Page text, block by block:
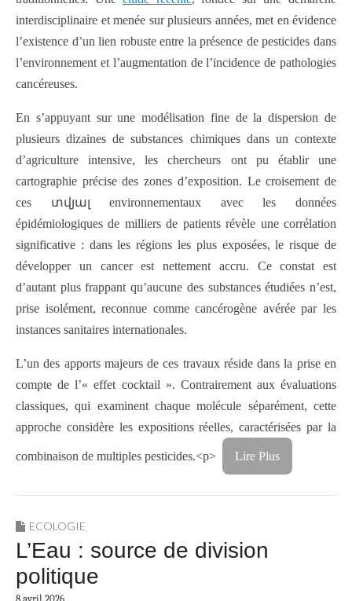
interdisciplinaire et menée sur plusieurs années, met en évidence
l’existence d’un lien robuste entre la présence de pesticides dans
l’environnement et l’augmentation de l’incidence de pathologies
cancéreuses.
En s’appuyant sur une modélisation fine de la dispersion de
plusieurs dizaines de substances chimiques dans un contexte
d’agriculture intensive, les chercheurs ont pu établir une
cartographie précise des zones d’exposition. Le croisement de
ces տվյալ environnementaux avec les données
épidémiologiques de milliers de patients révèle une corrélation
significative : dans les régions les plus exposées, le risque de
développer un cancer est nettement accru. Ce constat est
d’autant plus frappant qu’aucune des substances étudiées n’est,
prise isolément, reconnue comme cancérogène avérée par les
instances sanitaires internationales.
L’un des apports majeurs de ces travaux réside dans la prise en
compte de l’« effet cocktail ». Contrairement aux évaluations
classiques, qui examinent chaque molécule séparément, cette
approche considère les expositions réelles, caractérisées par la
combinaison de multiples pesticides.<p> Lire Plus
ECOLOGIE
L’Eau : source de division
politique